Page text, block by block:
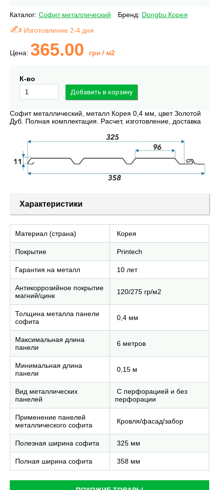
Каталог: Софит металлический Бренд: Dongbu Корея
Изготовление 2-4 дня
Цена: 365.00 грн / м2
К-во
Софит металлический, металл Корея 0,4 мм, цвет Золотой
Дуб. Полная комплектация. Расчет, изготовление, доставка
Характеристики
Материал (страна) Корея
Покрытие Printech
Гарантия на металл 10 лет
Антикоррозийное покрытие
магний/цинк
120/275 гр/м2
Толщина металла панели
софита
0,4 мм
Максимальная длина
панели
6 метров
Минимальная длина
панели
0,15 м
Вид металлических
панелей
С перфорацией и без
перфорации
Применение панелей
металлического софита
Кровля/фасад/забор
Полезная ширина софита 325 мм
Полная ширина софита 358 мм